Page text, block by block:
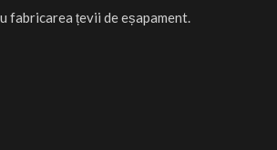
fabricarea țevii de eșapament.